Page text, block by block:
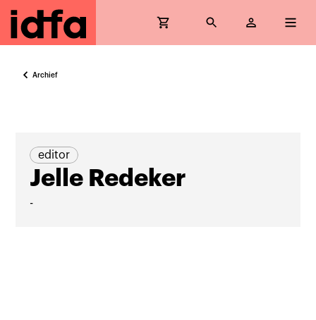
Archief
editor
Jelle Redeker
-